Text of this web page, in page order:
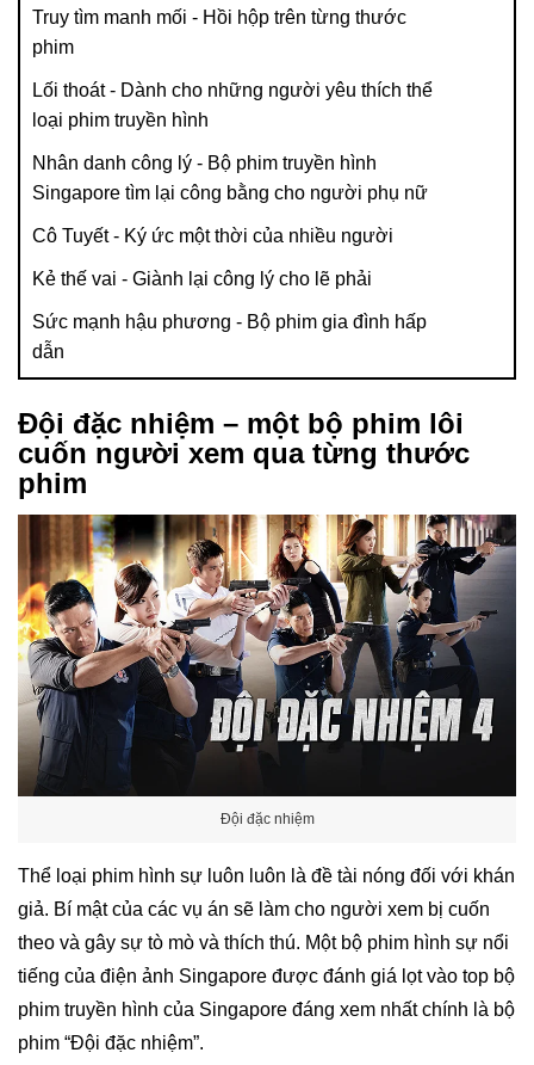
Truy tìm manh mối - Hồi hộp trên từng thước
phim
Lối thoát - Dành cho những người yêu thích thể
loại phim truyền hình
Nhân danh công lý - Bộ phim truyền hình
Singapore tìm lại công bằng cho người phụ nữ
Cô Tuyết - Ký ức một thời của nhiều người
Kẻ thế vai - Giành lại công lý cho lẽ phải
Sức mạnh hậu phương - Bộ phim gia đình hấp
dẫn
Đội đặc nhiệm – một bộ phim lôi
cuốn người xem qua từng thước
phim
Đội đặc nhiệm
Thể loại phim hình sự luôn luôn là đề tài nóng đối với khán
giả. Bí mật của các vụ án sẽ làm cho người xem bị cuốn
theo và gây sự tò mò và thích thú. Một bộ phim hình sự nổi
tiếng của điện ảnh Singapore được đánh giá lọt vào top bộ
phim truyền hình của Singapore đáng xem nhất chính là bộ
phim “Đội đặc nhiệm”.